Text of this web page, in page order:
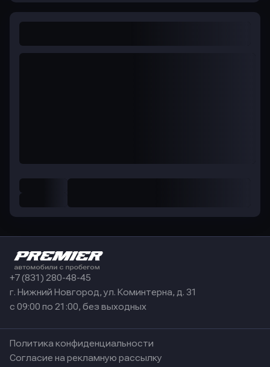
+7 (831) 280-48-45
г. Нижний Новгород, ул. Коминтерна, д. 31
с 09:00 по 21:00, без выходных
Политика конфиденциальности
Согласие на рекламную рассылку